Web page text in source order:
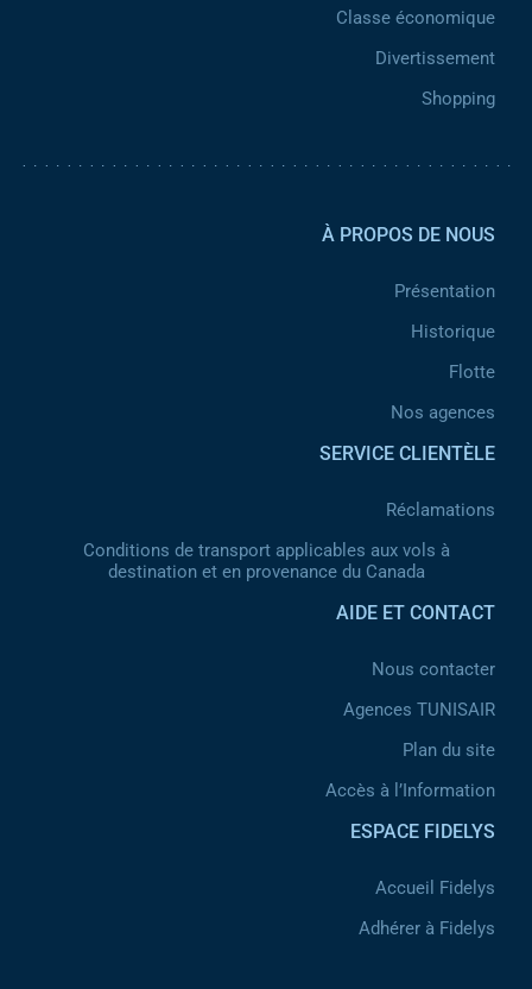
Classe économique
Divertissement
Shopping
À PROPOS DE NOUS
Présentation
Historique
Flotte
Nos agences
SERVICE CLIENTÈLE
Réclamations
Conditions de transport applicables aux vols à
destination et en provenance du Canada
AIDE ET CONTACT
Nous contacter
Agences TUNISAIR
Plan du site
Accès à l’Information
ESPACE FIDELYS
Accueil Fidelys
Adhérer à Fidelys